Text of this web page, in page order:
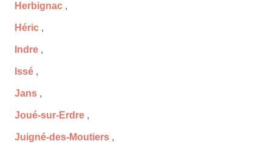
Herbignac ,
Héric ,
Indre ,
Issé ,
Jans ,
Joué-sur-Erdre ,
Juigné-des-Moutiers ,